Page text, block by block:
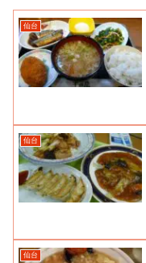
仙台
仙台
仙台